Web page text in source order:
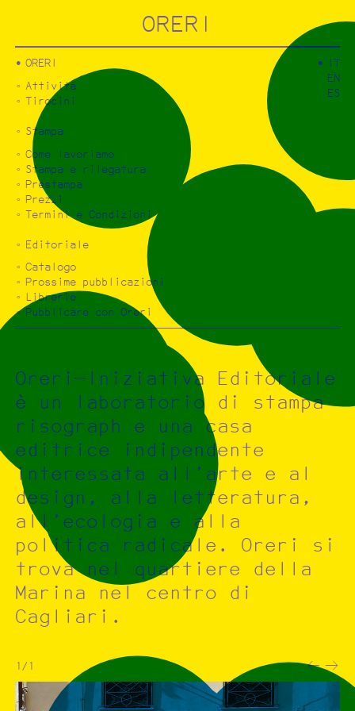
ORERI
ORERI
Attività
Tirocini
Stampa
Come lavoriamo
Stampa e rilegatura
Prestampa
Prezzi
Termini e Condizioni
Editoriale
Catalogo
Prossime pubblicazioni
Librerie
Pubblicare con Oreri
IT
EN
ES
Oreri—Iniziativa Editoriale
è un laboratorio di stampa
risograph e una casa
editrice indipendente
interessata all’arte e al
design, alla letteratura,
all’ecologia e alla
politica radicale. Oreri si
trova nel quartiere della
Marina nel centro di
Cagliari.
1/1